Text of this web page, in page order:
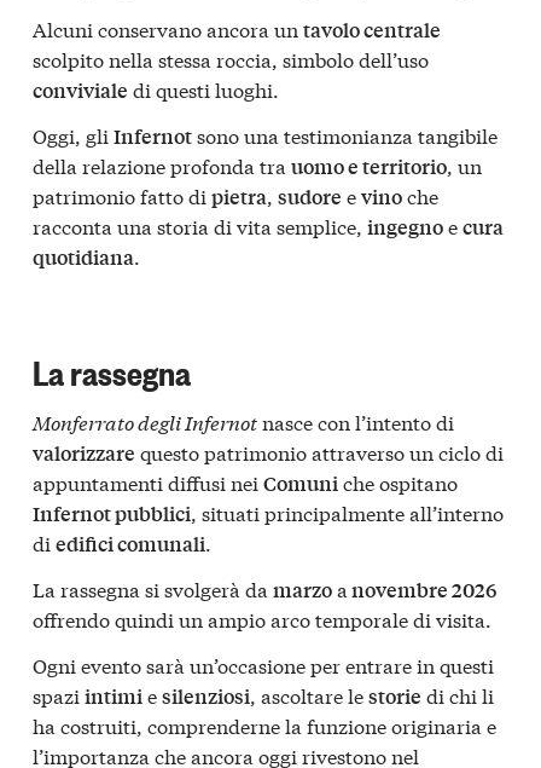
Alcuni conservano ancora un tavolo centrale
scolpito nella stessa roccia, simbolo dell’uso
conviviale di questi luoghi.
Oggi, gli Infernotsono una testimonianza tangibile
della relazione profonda tra uomo e territorio, un
patrimonio fatto di pietra, sudore evinoche
racconta una storia di vita semplice, ingegnoecura
quotidiana.
La rassegna
Monferrato degli Infernotnasce con l’intento di
valorizzare questo patrimonio attraverso un ciclo di
appuntamenti diffusi nei Comuniche ospitano
Infernot pubblici, situati principalmente all’interno
di edifici comunali.
La rassegna si svolgerà da marzoa novembre 2026
offrendo quindi un ampio arco temporale di visita.
Ogni evento sarà un’occasione per entrare in questi
spazi intimiesilenziosi, ascoltare lestorie di chi li
ha costruiti, comprenderne la funzione originaria e
l’importanza che ancora oggi rivestono nel